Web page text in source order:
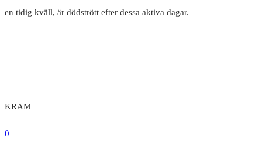
en tidig kväll, är dödstrött efter dessa aktiva dagar.
KRAM
0